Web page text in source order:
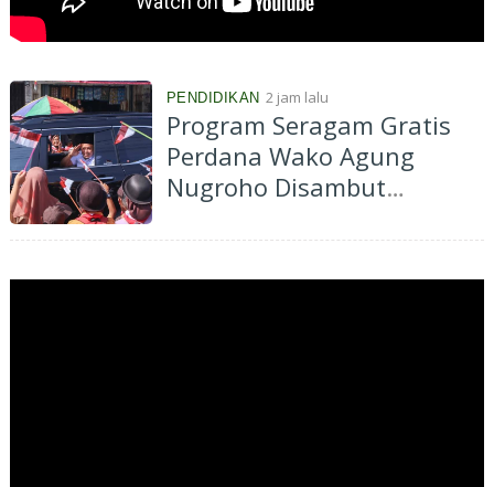
PENDIDIKAN 2 jam lalu
Program Seragam Gratis
Perdana Wako Agung
Nugroho Disambut
Ribuan Orangtua Murid di
Pekanbaru